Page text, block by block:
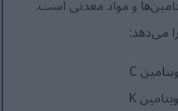
و مواد معدنی است.
می‌دهد: